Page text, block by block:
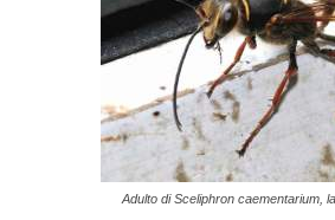
Adulto di Sceliphron caementarium,